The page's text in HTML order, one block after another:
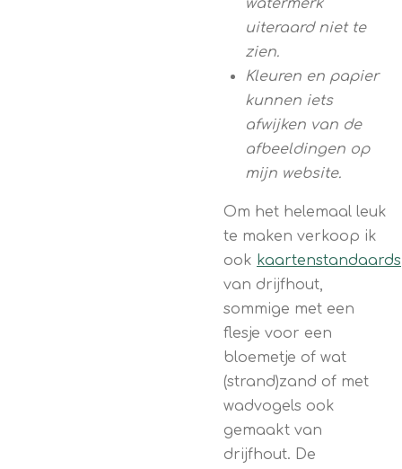
watermerk
uiteraard niet te
zien.
Kleuren en papier
kunnen iets
afwijken van de
afbeeldingen op
mijn website.
Om het helemaal leuk
te maken verkoop ik
ook kaartenstandaards
van drijfhout,
sommige met een
flesje voor een
bloemetje of wat
(strand)zand of met
wadvogels ook
gemaakt van
drijfhout. De